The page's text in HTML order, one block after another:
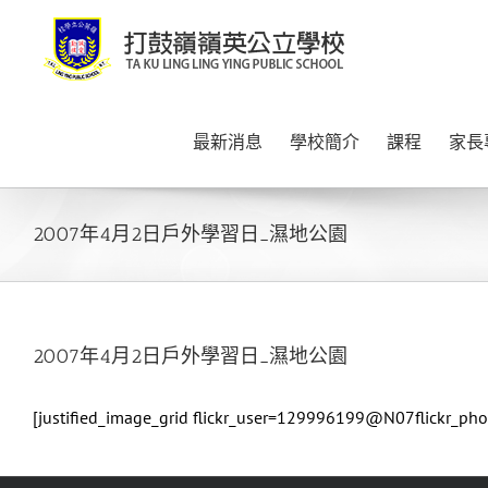
content
最新消息 學校簡介 課程 家
2007年4月2日戶外學習日_濕地公園
2007年4月2日戶外學習日_濕地公園
[justified_image_grid